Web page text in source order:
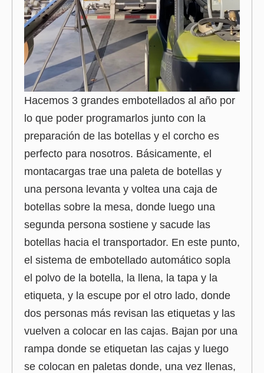
Hacemos 3 grandes embotellados al año por
lo que poder programarlos junto con la
preparación de las botellas y el corcho es
perfecto para nosotros. Básicamente, el
montacargas trae una paleta de botellas y
una persona levanta y voltea una caja de
botellas sobre la mesa, donde luego una
segunda persona sostiene y sacude las
botellas hacia el transportador. En este punto,
el sistema de embotellado automático sopla
el polvo de la botella, la llena, la tapa y la
etiqueta, y la escupe por el otro lado, donde
dos personas más revisan las etiquetas y las
vuelven a colocar en las cajas. Bajan por una
rampa donde se etiquetan las cajas y luego
se colocan en paletas donde, una vez llenas,